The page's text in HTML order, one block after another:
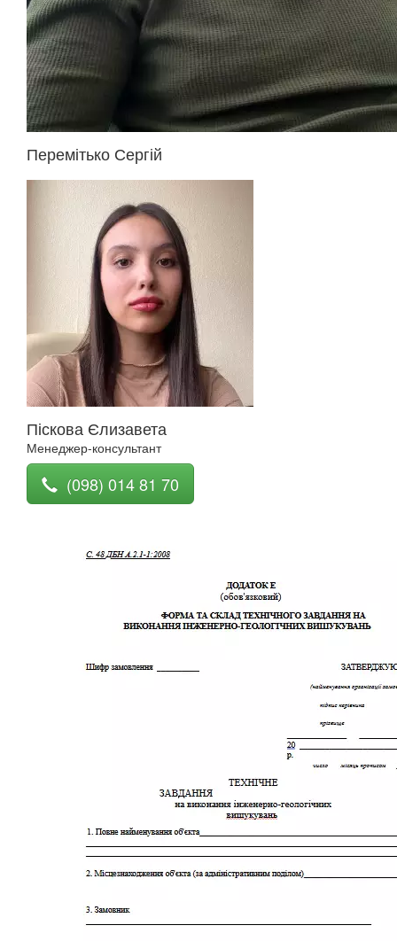
Перемітько Сергій
Піскова Єлизавета
Менеджер-консультант
(098) 014 81 70